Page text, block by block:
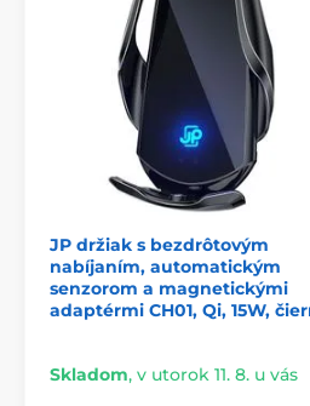
JP držiak s bezdrôtovým
nabíjaním, automatickým
senzorom a magnetickými
adaptérmi CH01, Qi, 15W,
Skladom, v utorok 11. 8. u vás